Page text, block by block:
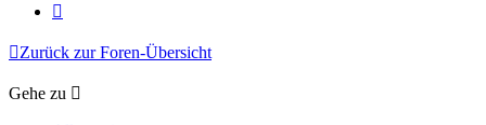
Zurück zur Foren-Übersicht
Gehe zu